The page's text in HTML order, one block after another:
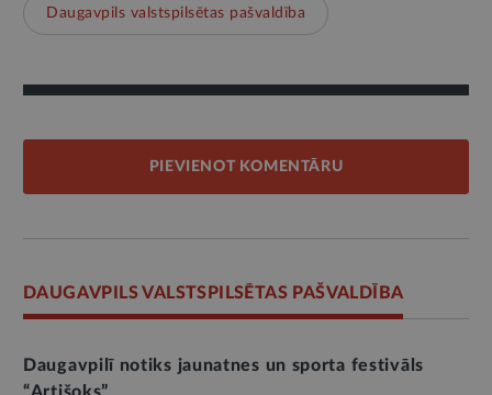
Daugavpils valstspilsētas pašvaldība
PIEVIENOT KOMENTĀRU
DAUGAVPILS VALSTSPILSĒTAS PAŠVALDĪBA
Daugavpilī notiks jaunatnes un sporta festivāls
“Artišoks”